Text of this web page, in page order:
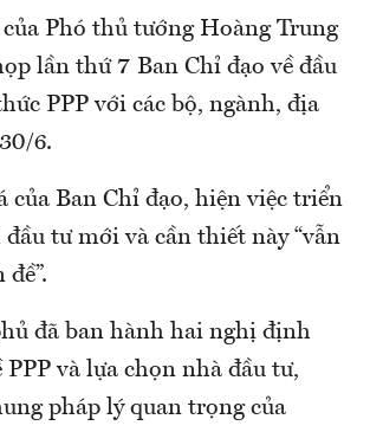
Phó thủ tướng Hoàng Trung
lần thứ 7 Ban Chỉ đạo về đầu
PPP với các bộ, ngành, địa
6.
của Ban Chỉ đạo, hiện việc triển
tư mới và cần thiết này “vẫn
đã ban hành hai nghị định
và lựa chọn nhà đầu tư,
pháp lý quan trọng của